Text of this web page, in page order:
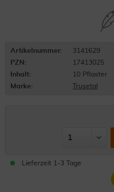
Artikelnummer:
3141629
PZN:
17413025
Inhalt:
10 Pflaster
Marke:
Trusetal
Lieferzeit 1-3 Tage